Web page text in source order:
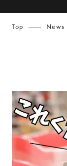
Top News